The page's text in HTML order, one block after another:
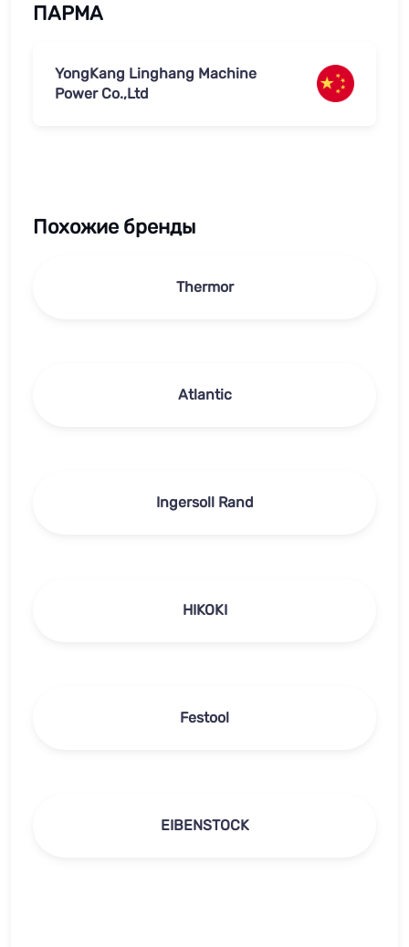
ПАРМА
YongKang Linghang Machine
Power Co.,Ltd
Похожие бренды
Thermor
Atlantic
Ingersoll Rand
HIKOKI
Festool
EIBENSTOCK